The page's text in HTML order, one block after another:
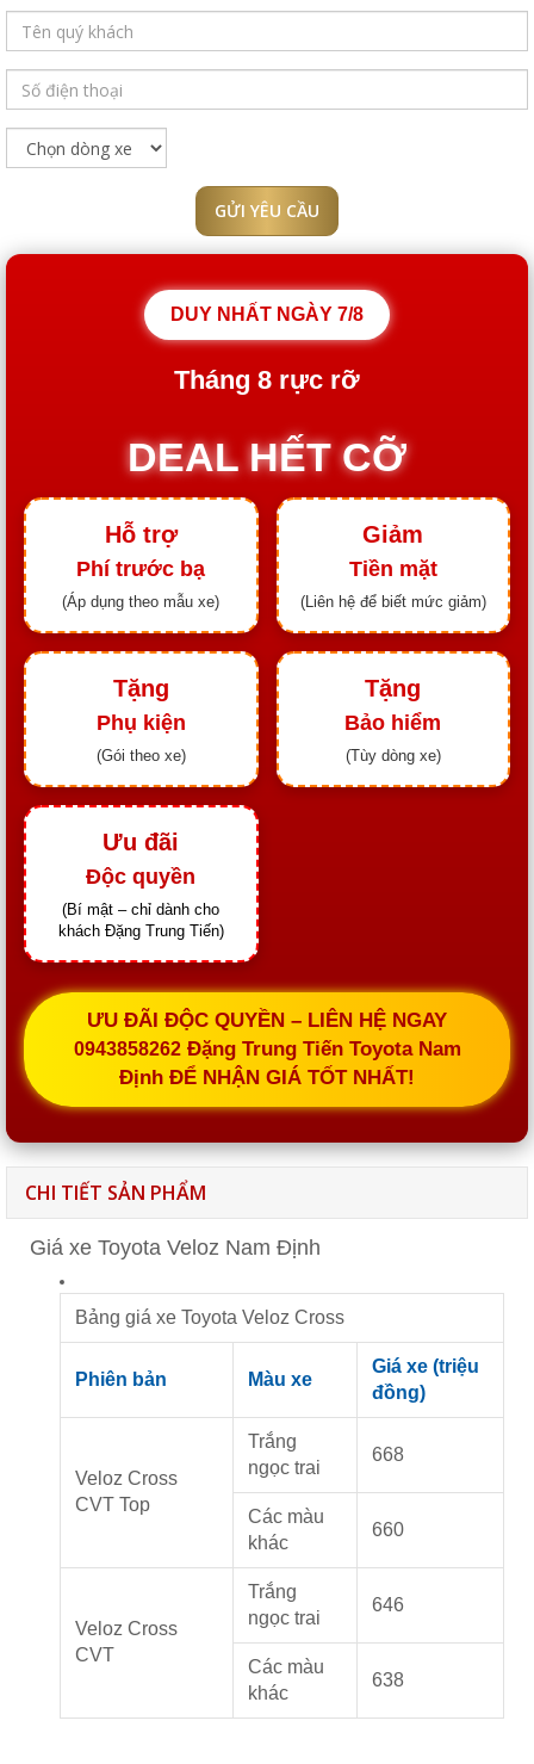
GỬI YÊU CẦU
DUY NHẤT NGÀY 7/8
Tháng 8 rực rỡ
DEAL HẾT CỠ
Hỗ trợ
Phí trước bạ
(Áp dụng theo mẫu xe)
Giảm
Tiền mặt
(Liên hệ để biết mức giảm)
Tặng
Phụ kiện
(Gói theo xe)
Tặng
Bảo hiểm
(Tùy dòng xe)
Ưu đãi
Độc quyền
(Bí mật – chỉ dành cho
khách Đặng Trung Tiến)
ƯU ĐÃI ĐỘC QUYỀN – LIÊN HỆ NGAY
0943858262Đặng Trung Tiến Toyota Nam
Định ĐỂ NHẬN GIÁ TỐT NHẤT!
CHI TIẾT SẢN PHẨM
Giá xe Toyota Veloz Nam Định
Bảng giá xe Toyota Veloz Cross
Phiên bản Màu xe
Giá xe (triệu
đồng)
Veloz Cross
CVT Top
Trắng
ngọc trai
668
Các màu
khác
660
Veloz Cross
CVT
Trắng
ngọc trai
646
Các màu
khác
638